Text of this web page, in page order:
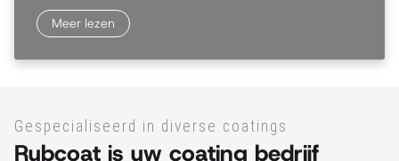
Meer lezen
Gespecialiseerd in diverse coatings
Rubcoat is uw coating bedrijf